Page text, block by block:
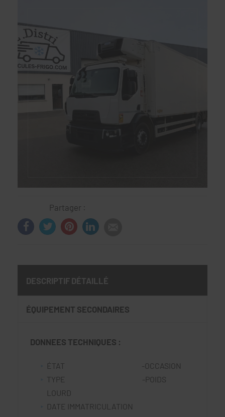
Partager :
DESCRIPTIF DÉTAILLÉ
ÉQUIPEMENT SECONDAIRES
DONNEES TECHNIQUES :
ÉTAT -OCCASION
TYPE -POIDS
LOURD
DATE IMMATRICULATION